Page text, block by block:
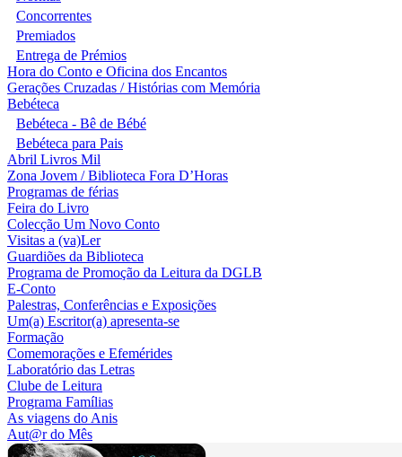
Concorrentes
Premiados
Entrega de Prémios
Hora do Conto e Oficina dos Encantos
Gerações Cruzadas / Histórias com Memória
Bebéteca
Bebéteca - Bê de Bébé
Bebéteca para Pais
Abril Livros Mil
Zona Jovem / Biblioteca Fora D’Horas
Programas de férias
Feira do Livro
Colecção Um Novo Conto
Visitas a (va)Ler
Guardiões da Biblioteca
Programa de Promoção da Leitura da DGLB
E-Conto
Palestras, Conferências e Exposições
Um(a) Escritor(a) apresenta-se
Formação
Comemorações e Efemérides
Laboratório das Letras
Clube de Leitura
Programa Famílias
As viagens do Anis
Aut@r do Mês